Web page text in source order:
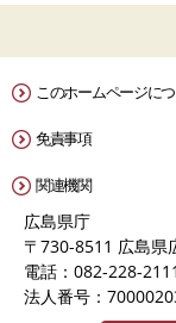
このホームページに
免責事項
関連機関
広島県庁
〒730-8511 広島県
電話：082-228-
法人番号：